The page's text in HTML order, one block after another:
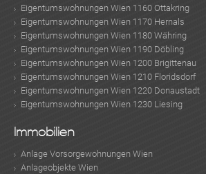
Eigentumswohnungen Wien 1160 Ottakring
Eigentumswohnungen Wien 1170 Hernals
Eigentumswohnungen Wien 1180 Währing
Eigentumswohnungen Wien 1190 Döbling
Eigentumswohnungen Wien 1200 Brigittenau
Eigentumswohnungen Wien 1210 Floridsdorf
Eigentumswohnungen Wien 1220 Donaustadt
Eigentumswohnungen Wien 1230 Liesing
Immobilien
Anlage Vorsorgewohnungen Wien
Anlageobjekte Wien